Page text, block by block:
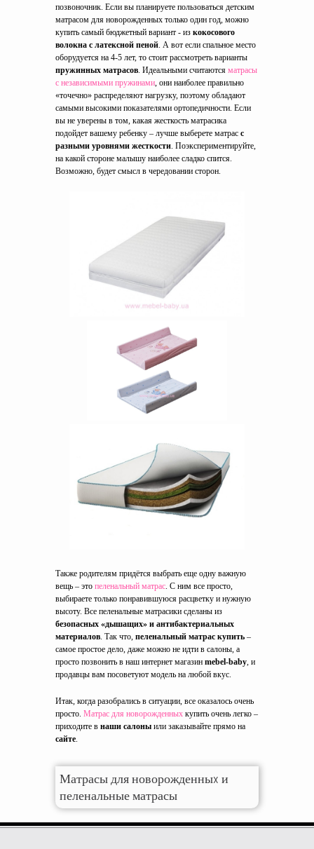
позвоночник. Если вы планируете пользоваться детским
матрасом для новорожденных только один год, можно
купить самый бюджетный вариант - из кокосового
волокна с латексной пеной. А вот если спальное место
оборудуется на 4-5 лет, то стоит рассмотреть варианты
пружинных матрасов. Идеальными считаются матрасы
с независимыми пружинами, они наиболее правильно
«точечно» распределяют нагрузку, поэтому обладают
самыми высокими показателями ортопедичности. Если
вы не уверены в том, какая жесткость матрасика
подойдет вашему ребенку – лучше выберете матрас с
разными уровнями жесткости. Поэкспериментируйте,
на какой стороне малышу наиболее сладко спится.
Возможно, будет смысл в чередовании сторон.
Также родителям придётся выбрать еще одну важную
вещь – это пеленальный матрас. С ним все просто,
выбираете только понравившуюся расцветку и нужную
высоту. Все пеленальные матрасики сделаны из
безопасных «дышащих» и антибактериальных
материалов. Так что, пеленальный матрас купить –
самое простое дело, даже можно не идти в салоны, а
просто позвонить в наш интернет магазин mebel-baby, и
продавцы вам посоветуют модель на любой вкус.
Итак, когда разобрались в ситуации, все оказалось очень
просто. Матрас для новорожденных купить очень легко –
приходите в наши салоны или заказывайте прямо на
сайте.
Матрасы для новорожденныx и
пеленальные матрасы